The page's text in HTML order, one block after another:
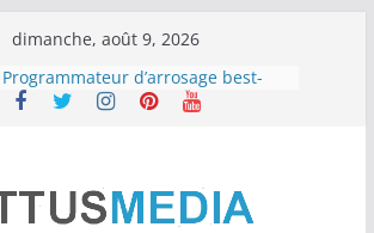
dimanche, août 9, 2026
Programmateur d’arrosage best-
seller
à essayer en 2024
15 idées de business en ligne pour